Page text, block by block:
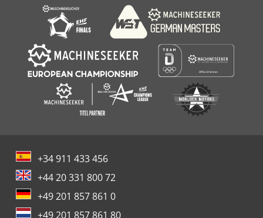
+34 911 433 456
+44 20 331 800 72
+49 201 857 861 0
+49 201 857 861 80